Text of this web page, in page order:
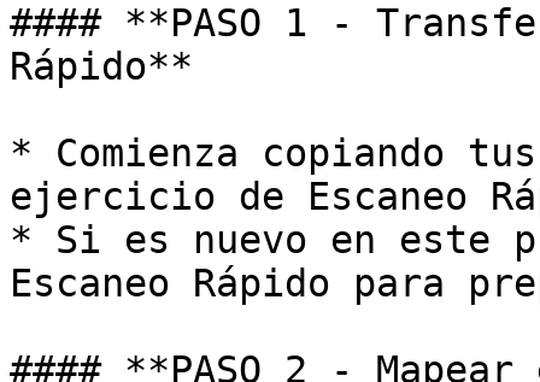
#### **PASO 1 -
Rápido**
* Comienza copiando
ejercicio de Escaneo
* Si es nuevo en este
Escaneo Rápido para
#### **PASO 2 -